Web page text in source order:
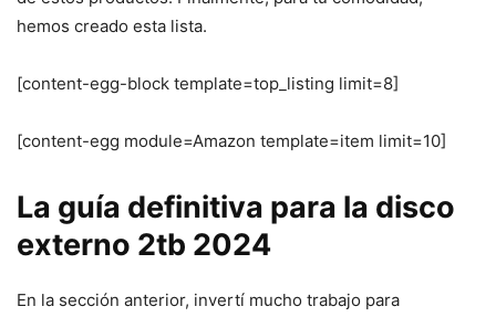
hemos creado esta lista.
[content-egg-block template=top_listing limit=8]
[content-egg module=Amazon template=item limit=10]
La guía definitiva para la disco
externo 2tb 2024
En la sección anterior, invertí mucho trabajo para